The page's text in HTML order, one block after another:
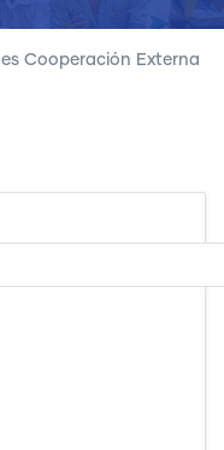
Cooperación Externa